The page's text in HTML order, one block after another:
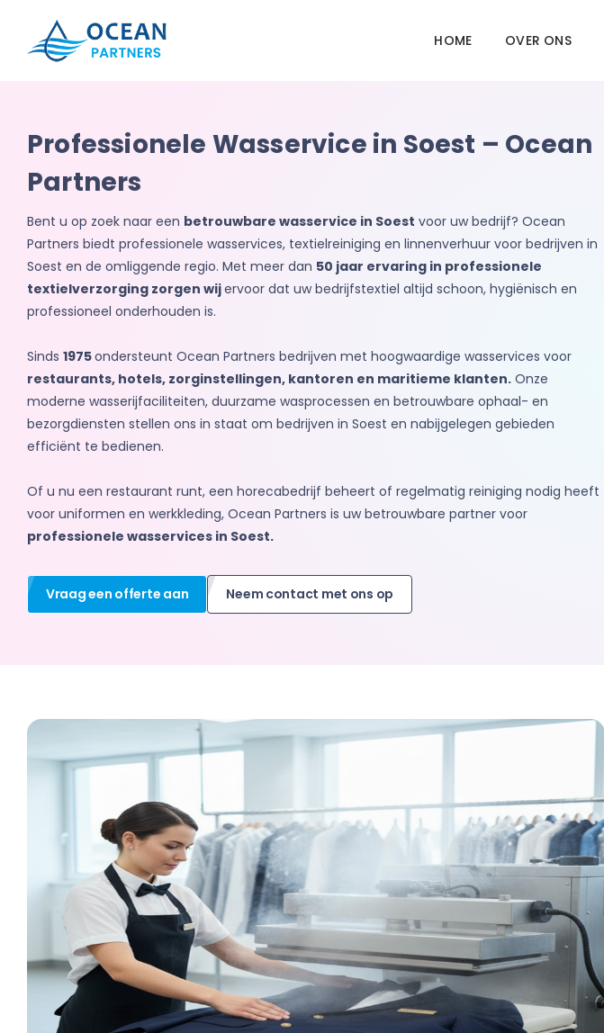
HOME OVER ONS
Professionele Wasservice in Soest – Ocean
Partners
Bent u op zoek naar een betrouwbare wasservice in Soest voor uw bedrijf? Ocean
Partners biedt professionele wasservices, textielreiniging en linnenverhuur voor bedrijven in
Soest en de omliggende regio. Met meer dan 50 jaar ervaring in professionele
textielverzorging zorgen wijervoor dat uw bedrijfstextiel altijd schoon, hygiënisch en
professioneel onderhouden is.
Sinds 1975ondersteunt Ocean Partners bedrijven met hoogwaardige wasservices voor
restaurants, hotels, zorginstellingen, kantoren en maritieme klanten. Onze
moderne wasserijfaciliteiten, duurzame wasprocessen en betrouwbare ophaal- en
bezorgdiensten stellen ons in staat om bedrijven in Soest en nabijgelegen gebieden
efficiënt te bedienen.
Of u nu een restaurant runt, een horecabedrijf beheert of regelmatig reiniging nodig heeft
voor uniformen en werkkleding, Ocean Partners is uw betrouwbare partner voor
professionele wasservices in Soest.
Vraag een offerte aan Neem contact met ons op